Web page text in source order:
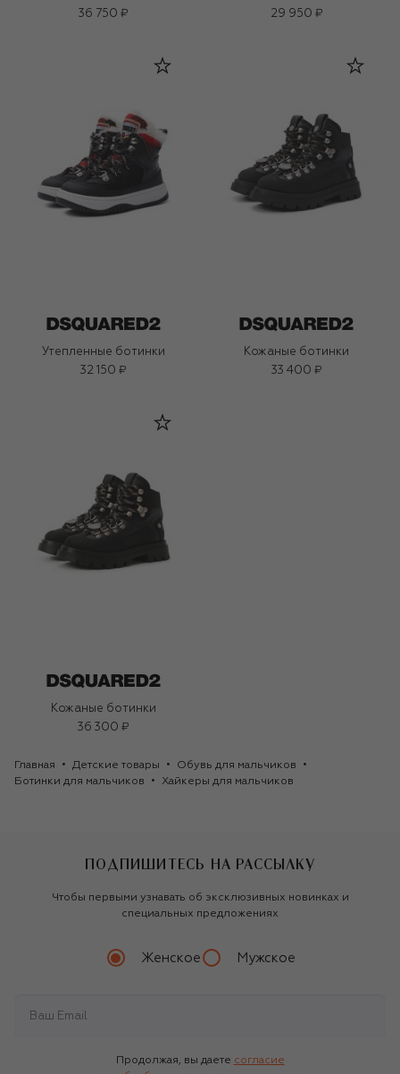
36 750 ₽
29 950 ₽
Утепленные ботинки
32 150 ₽
Кожаные ботинки
33 400 ₽
Кожаные ботинки
36 300 ₽
Главная Детские товары
Обувь для мальчиков
Ботинки для мальчиков
Хайкеры для мальчиков
ПОДПИШИТЕСЬ НА РАССЫЛКУ
Чтобы первыми узнавать об эксклюзивных новинках и
специальных предложениях
Женское Мужское
Продолжая, вы даете согласие